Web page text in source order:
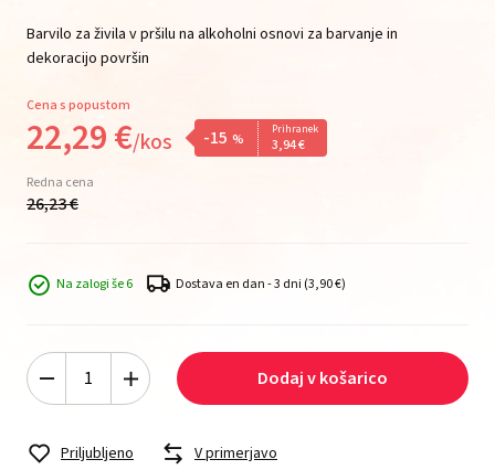
Barvilo za živila v pršilu na alkoholni osnovi za barvanje in
dekoracijo površin
Cena s popustom
22,29€/kos -15 %
Prihranek
3,94€
Redna cena
26,23€
Na zalogi še 6 Dostava en dan - 3 dni (3,90 €)
Dodaj v košarico
Priljubljeno V primerjavo